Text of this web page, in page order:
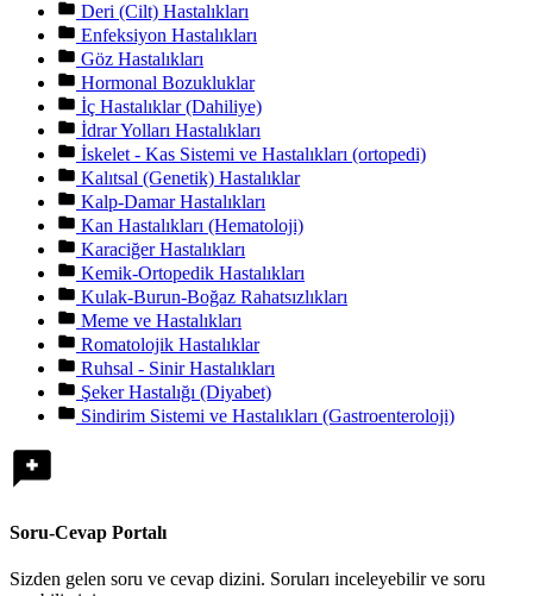
Deri (Cilt) Hastalıkları
Enfeksiyon Hastalıkları
Göz Hastalıkları
Hormonal Bozukluklar
İç Hastalıklar (Dahiliye)
İdrar Yolları Hastalıkları
İskelet - Kas Sistemi ve Hastalıkları (ortopedi)
Kalıtsal (Genetik) Hastalıklar
Kalp-Damar Hastalıkları
Kan Hastalıkları (Hematoloji)
Karaciğer Hastalıkları
Kemik-Ortopedik Hastalıkları
Kulak-Burun-Boğaz Rahatsızlıkları
Meme ve Hastalıkları
Romatolojik Hastalıklar
Ruhsal - Sinir Hastalıkları
Şeker Hastalığı (Diyabet)
Sindirim Sistemi ve Hastalıkları (Gastroenteroloji)
Soru-Cevap Portalı
Sizden gelen soru ve cevap dizini. Soruları inceleyebilir ve soru